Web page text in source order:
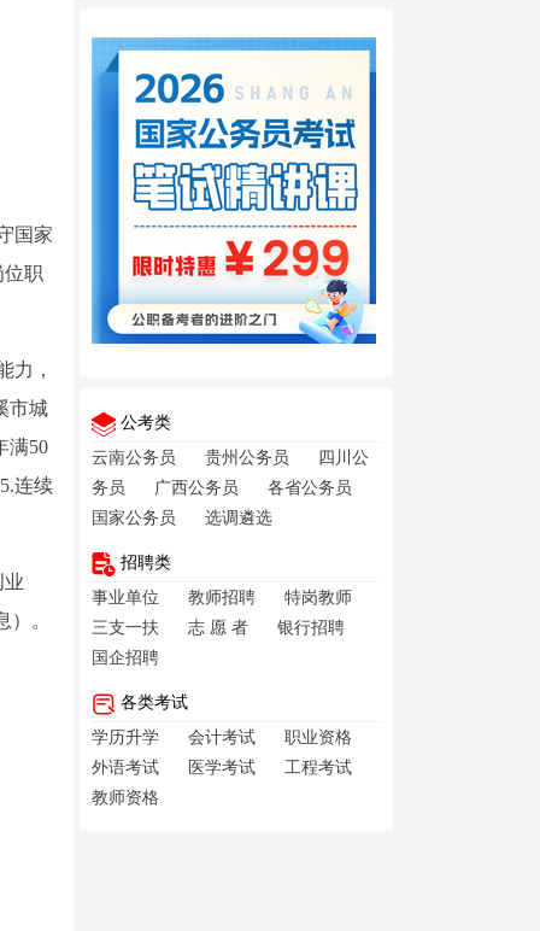
国家
职
力，
市城
满50
连续
业
。
公考类
云南公务员
贵州公务员
四川公
务员
广西公务员
各省公务员
国家公务员
选调遴选
招聘类
事业单位
教师招聘
特岗教师
三支一扶
志 愿 者
银行招聘
国企招聘
各类考试
学历升学
会计考试
职业资格
外语考试
医学考试
工程考试
教师资格